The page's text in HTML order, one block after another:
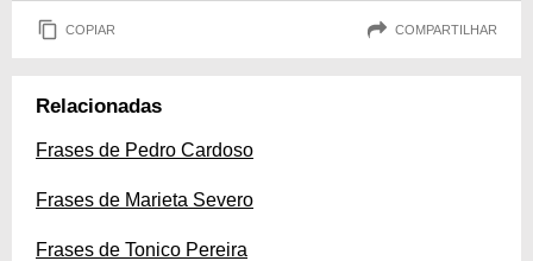
COPIAR COMPARTILHAR
Relacionadas
Frases de Pedro Cardoso
Frases de Marieta Severo
Frases de Tonico Pereira